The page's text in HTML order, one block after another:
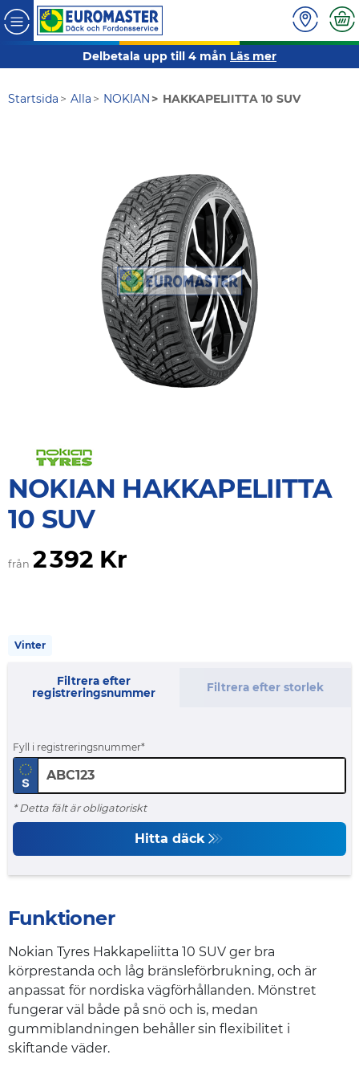
Delbetala upp till 4 mån Läs mer
Startsida Alla NOKIAN HAKKAPELIITTA 10 SUV
NOKIAN HAKKAPELIITTA
10 SUV
från 2 392 Kr
Vinter
Filtrera efter
registreringsnummer
Filtrera efter storlek
Fyll i registreringsnummer
* Detta fält är obligatoriskt
Hitta däck
Funktioner
Nokian Tyres Hakkapeliitta 10 SUV ger bra
körprestanda och låg bränsleförbrukning, och är
anpassat för nordiska vägförhållanden. Mönstret
fungerar väl både på snö och is, medan
gummiblandningen behåller sin flexibilitet i
skiftande väder.